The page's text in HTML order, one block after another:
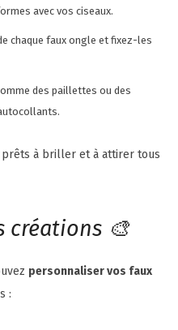
avec vos ciseaux.
chaque faux ongle et fixez-les
des paillettes ou des
prêts à briller et à attirer tous
créations 🎨
personnaliser vos faux
: